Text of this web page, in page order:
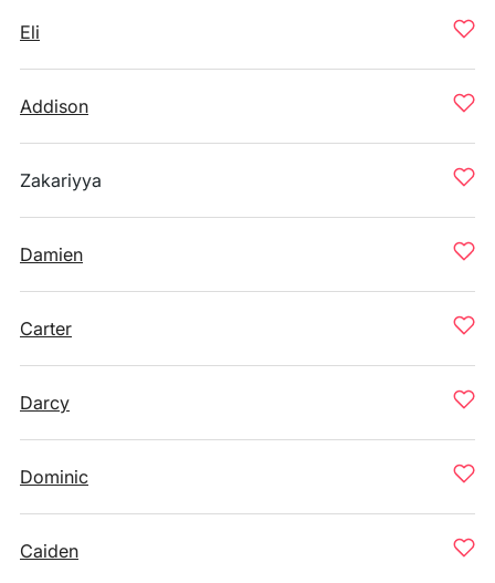
Eli
Addison
Zakariyya
Damien
Carter
Darcy
Dominic
Caiden